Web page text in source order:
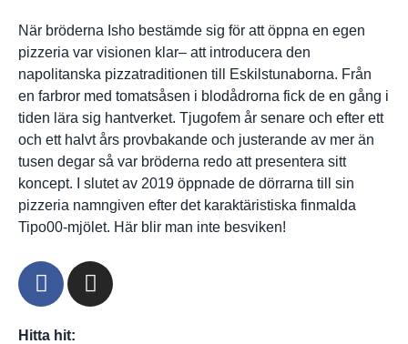
När bröderna Isho bestämde sig för att öppna en egen
pizzeria var visionen klar– att introducera den
napolitanska pizzatraditionen till Eskilstunaborna. Från
en farbror med tomatsåsen i blodådrorna fick de en gång i
tiden lära sig hantverket. Tjugofem år senare och efter ett
och ett halvt års provbakande och justerande av mer än
tusen degar så var bröderna redo att presentera sitt
koncept. I slutet av 2019 öppnade de dörrarna till sin
pizzeria namngiven efter det karaktäristiska finmalda
Tipo00-mjölet. Här blir man inte besviken!
Hitta hit: